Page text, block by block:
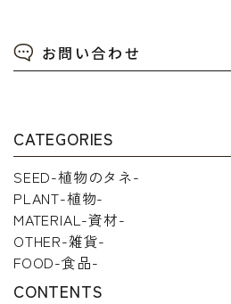
お問い合わせ
CATEGORIES
SEED-植物のタネ-
PLANT-植物-
MATERIAL-資材-
OTHER-雑貨-
FOOD-食品-
CONTENTS